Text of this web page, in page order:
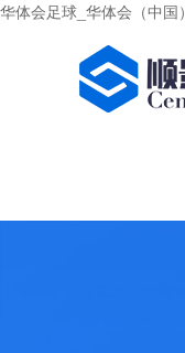
华体会足球_华体会（中国）